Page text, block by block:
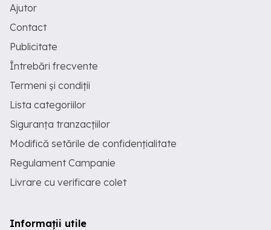
Ajutor
Contact
Publicitate
Întrebări frecvente
Termeni și condiții
Lista categoriilor
Siguranța tranzacțiilor
Modifică setările de confidențialitate
Regulament Campanie
Livrare cu verificare colet
Informații utile